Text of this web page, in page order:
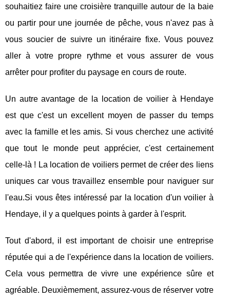
souhaitiez faire une croisière tranquille autour de la baie
ou partir pour une journée de pêche, vous n'avez pas à
vous soucier de suivre un itinéraire fixe. Vous pouvez
aller à votre propre rythme et vous assurer de vous
arrêter pour profiter du paysage en cours de route.
Un autre avantage de la location de voilier à Hendaye
est que c'est un excellent moyen de passer du temps
avec la famille et les amis. Si vous cherchez une activité
que tout le monde peut apprécier, c'est certainement
celle-là ! La location de voiliers permet de créer des liens
uniques car vous travaillez ensemble pour naviguer sur
l'eau.Si vous êtes intéressé par la location d'un voilier à
Hendaye, il y a quelques points à garder à l'esprit.
Tout d'abord, il est important de choisir une entreprise
réputée qui a de l'expérience dans la location de voiliers.
Cela vous permettra de vivre une expérience sûre et
agréable. Deuxièmement, assurez-vous de réserver votre